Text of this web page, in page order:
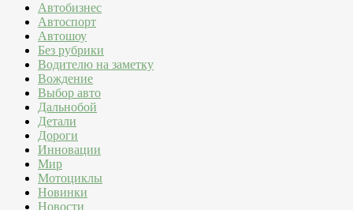
Автобизнес
Автоспорт
Автошоу
Без рубрики
Водителю на заметку
Вождение
Выбор авто
Дальнобой
Детали
Дороги
Инновации
Мир
Мотоциклы
Новинки
Новости